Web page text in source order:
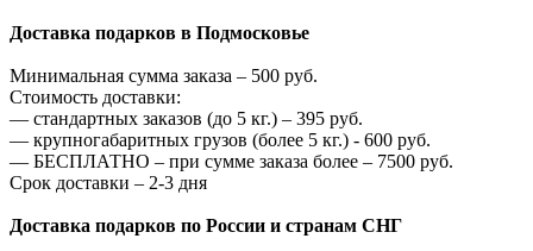
Доставка подарков в Подмосковье
Минимальная сумма заказа – 500 руб.
Стоимость доставки:
— стандартных заказов (до 5 кг.) – 395 руб.
— крупногабаритных грузов (более 5 кг.) - 600 руб.
— БЕСПЛАТНО – при сумме заказа более – 7500 руб.
Срок доставки – 2-3 дня
Доставка подарков по России и странам СНГ